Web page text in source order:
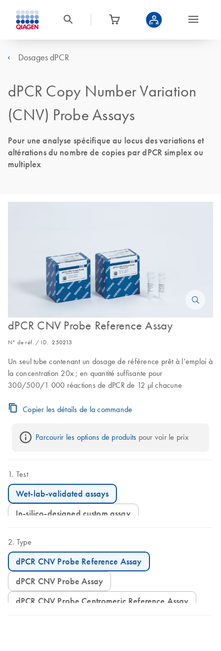
Dosages dPCR
dPCR Copy Number Variation
(CNV) Probe Assays
Pour une analyse spécifique au locus des variations et
altérations du nombre de copies par dPCR simplex ou
multiplex
dPCR CNV Probe Reference Assay
N° de réf. / ID.250213
Un seul tube contenant un dosage de référence prêt à l’emploi à
la concentration 20x ; en quantité suffisante pour
300/500/1 000 réactions de dPCR de 12 µl chacune
Copier les détails de la commande
Parcourir les options de produits pour voir le prix
Test
Wet-lab-validated assays
In-silico-designed custom assay
Type
dPCR CNV Probe Reference Assay
dPCR CNV Probe Assay
dPCR CNV Probe Centromeric Reference Assay